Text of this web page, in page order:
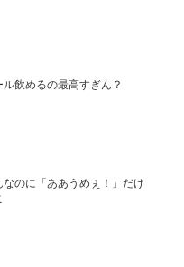
飲めるの最高すぎん？
のに「ああうめぇ！」だけ